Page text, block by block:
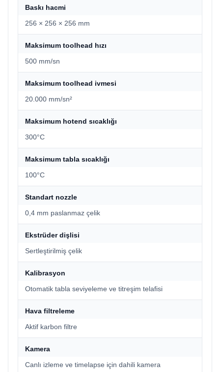
Baskı hacmi
256 × 256 × 256 mm
Maksimum toolhead hızı
500 mm/sn
Maksimum toolhead ivmesi
20.000 mm/sn²
Maksimum hotend sıcaklığı
300°C
Maksimum tabla sıcaklığı
100°C
Standart nozzle
0,4 mm paslanmaz çelik
Ekstrüder dişlisi
Sertleştirilmiş çelik
Kalibrasyon
Otomatik tabla seviyeleme ve titreşim telafisi
Hava filtreleme
Aktif karbon filtre
Kamera
Canlı izleme ve timelapse için dahili kamera